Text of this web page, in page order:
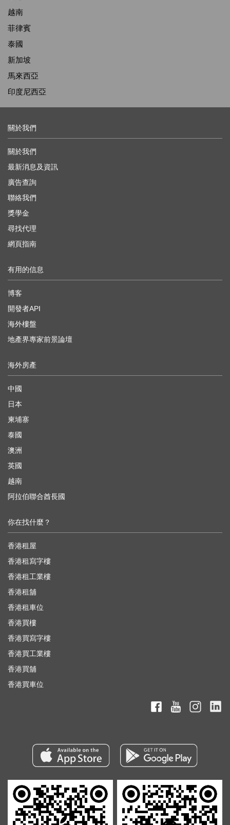
越南
菲律賓
泰國
新加坡
馬來西亞
印度尼西亞
關於我們
關於我們
最新消息及資訊
廣告查詢
聯絡我們
獎學金
尋找代理
網頁指南
有用的信息
博客
開發者API
海外樓盤
地產界專家前景論壇
海外房產
中國
日本
柬埔寨
泰國
澳洲
英國
越南
阿拉伯聯合酋長國
你在找什麼？
香港租屋
香港租寫字樓
香港租工業樓
香港租舖
香港租車位
香港買樓
香港買寫字樓
香港買工業樓
香港買舖
香港買車位